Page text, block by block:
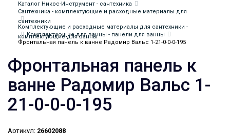
Каталог Никос-Инструмент - сантехника
Сантехника - комплектующие и расходные материалы для
сантехники
Комплектующие и расходные материалы для сантехники -
комплектующие для ванны
Комплектующие для ванны - панели для ванны
Фронтальная панель к ванне Радомир Вальс 1-21-0-0-0-195
Фронтальная панель к
ванне Радомир Вальс 1-
21-0-0-0-195
Артикул: 26602088